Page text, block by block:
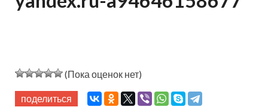
(Пока оценок нет)
поделиться